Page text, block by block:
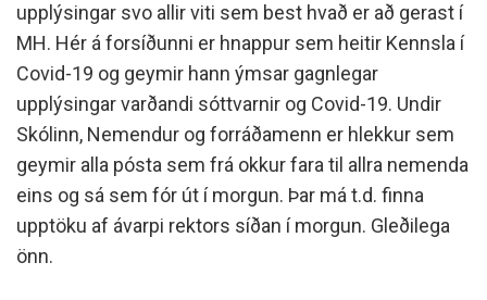
upplýsingar svo allir viti sem best hvað er að gerast í
MH. Hér á forsíðunni er hnappur sem heitir Kennsla í
Covid-19 og geymir hann ýmsar gagnlegar
upplýsingar varðandi sóttvarnir og Covid-19. Undir
Skólinn, Nemendur og forráðamenn er hlekkur sem
geymir alla pósta sem frá okkur fara til allra nemenda
eins og sá sem fór út í morgun. Þar má t.d. finna
upptöku af ávarpi rektors síðan í morgun. Gleðilega
önn.